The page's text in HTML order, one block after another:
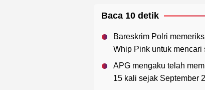
Baca 10 detik
Bareskrim Polri
Whip Pink untuk mencari
APG mengaku telah
15 kali sejak September